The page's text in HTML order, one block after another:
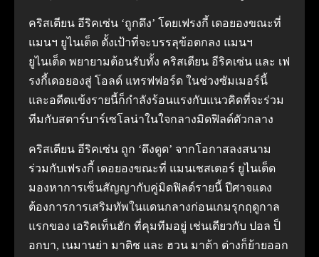
คริสเตียน อีริคเซ่น ‘ถูกดึง’ โดยเฟรงกี้ เดอยองขณะที่
แมนฯ ยูไนเต็ด ตั้งเป้าที่จะบรรลุข้อตกลง แมนฯ
ยูไนเต็ด พยายามต้อนรับทั้ง คริสเตียน อีริคเซ่น และ เฟ
รงกี้เดอยองสู่ โอลด์ แทรฟฟอร์ด ในช่วงซัมเมอร์นี้
และอดีตแข้งรายนี้ก็กําลังร้อนแรงกับแนวคิดที่จะร่วม
ทีมกับสตาร์บาร์เซโลน่าในใจกลางมิดฟิลด์ตัวกลาง
คริสเตียน อีริคเซ่น ถูก ‘ดึงดูด’ จากโอกาสลงสนาม
ร่วมกับเฟรงกี้ เดอยองขณะที่ แมนเชสเตอร์ ยูไนเต็ด
มองหาการเซ็นสัญญากับคู่มิดฟิลด์รายนี้ ปีศาจแดง
ต้องการการเสริมทัพในแดนกลางก่อนเกมรุกฤดูกาล
แรกของ เอริคเท็นฮัก ที่คุมทีมอยู่ เช่นเดียวกับ ปอล ป็
อกบา, เนมานย่า มาติช และ ฮวน มาต้า ต่างก็ย้ายออก